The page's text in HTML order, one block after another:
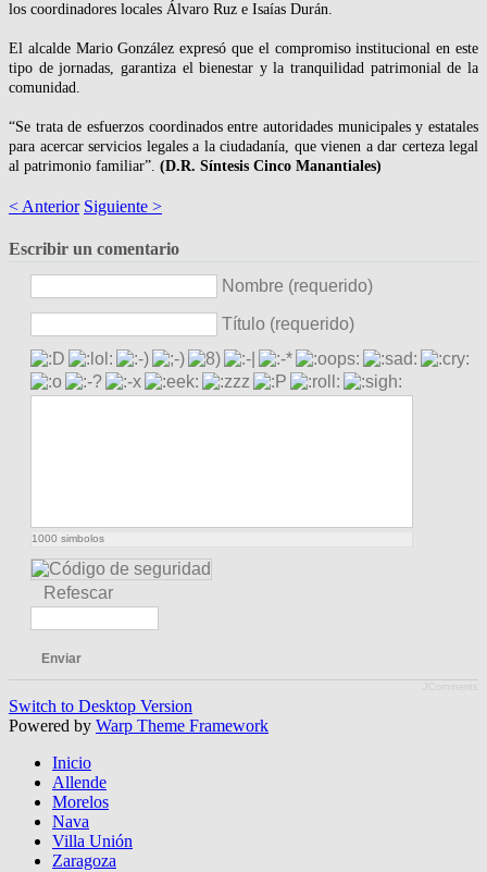
los coordinadores locales Álvaro Ruz e Isaías Durán.
El alcalde Mario González expresó que el compromiso institucional en este
tipo de jornadas, garantiza el bienestar y la tranquilidad patrimonial de la
comunidad.
“Se trata de esfuerzos coordinados entre autoridades municipales y estatales
para acercar servicios legales a la ciudadanía, que vienen a dar certeza legal
al patrimonio familiar”. (D.R. Síntesis Cinco Manantiales)
< Anterior Siguiente >
Escribir un comentario
Nombre (requerido)
Título (requerido)
1000 simbolos
Refescar
Enviar
Switch to Desktop Version
Powered by Warp Theme Framework
Inicio
Allende
Morelos
Nava
Villa Unión
Zaragoza